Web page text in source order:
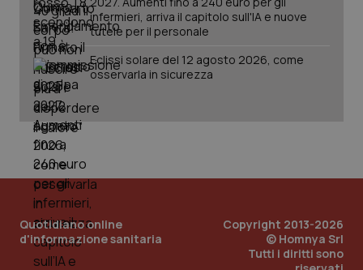
infermieri, arriva il capitolo sull'IA e nuove
tutele per il personale
Eclissi solare del 12 agosto 2026, come
osservarla in sicurezza
Quotidiano online
d'informazione sanitaria
Copyright 2013-2026
© Homnya Srl
Tutti i diritti sono
_ga_KM60CM4NPH